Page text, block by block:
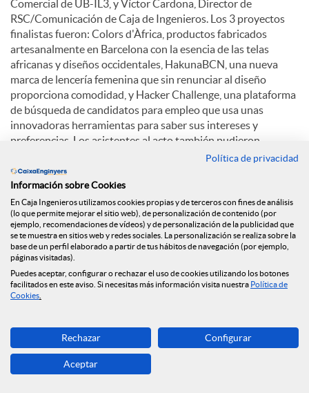
Comercial de UB-IL3, y Víctor Cardona, Director de
RSC/Comunicación de Caja de Ingenieros. Los 3 proyectos
finalistas fueron: Colors d'Àfrica, productos fabricados
artesanalmente en Barcelona con la esencia de las telas
africanas y diseños occidentales, HakunaBCN, una nueva
marca de lencería femenina que sin renunciar al diseño
proporciona comodidad, y Hacker Challenge, una plataforma
de búsqueda de candidatos para empleo que usa unas
innovadoras herramientas para saber sus intereses y
preferencias. Los asistentes al acto también pudieron
disfrutar de una conferencia de Albert Torruella titulada: "
Emprendedores como Homer Simpson, Mac Gyver, Son Goku
y otros como tú".
C
o
m
p
Ponemos en marcha un nuevo espacio web
dedicado a la salud financiera
Política de privacidad
Información sobre Cookies
En Caja Ingenieros utilizamos cookies propias y de terceros con fines de análisis
(lo que permite mejorar el sitio web), de personalización de contenido (por
ejemplo, recomendaciones de vídeos) y de personalización de la publicidad que
se te muestra en sitios web y redes sociales. La personalización se realiza sobre la
base de un perfil elaborado a partir de tus hábitos de navegación (por ejemplo,
páginas visitadas).
Puedes aceptar, configurar o rechazar el uso de cookies utilizando los botones
facilitados en este aviso. Si necesitas más información visita nuestra Política de
Cookies
Rechazar Configurar
Aceptar